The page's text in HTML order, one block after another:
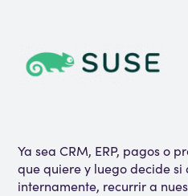
Ya sea CRM, ERP, pagos o
que quiere y luego decide si
internamente, recurrir a